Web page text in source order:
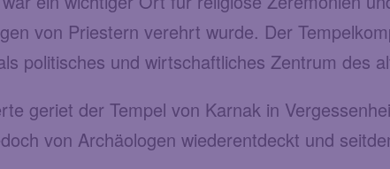
von Priestern verehrt wurde. Der
politisches und wirtschaftliches Zentrum des
geriet der Tempel von Karnak in
von Archäologen wiederentdeckt und